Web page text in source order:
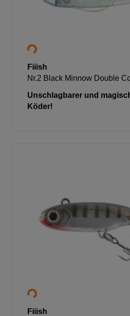
Fiiish
Nr.2 Black Minnow Double
Unschlagbarer und
Köder!
Fiiish